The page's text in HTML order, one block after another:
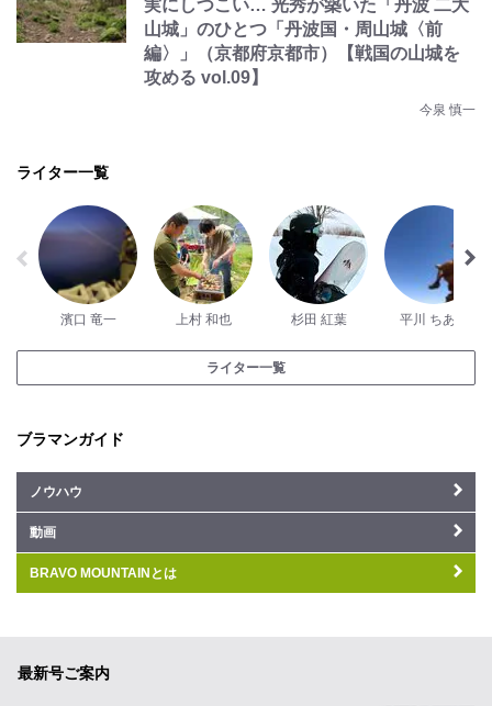
実にしつこい… 光秀が築いた「丹波 二大
山城」のひとつ「丹波国・周山城〈前
編〉」（京都府京都市）【戦国の山城を
攻める vol.09】
今泉 慎一
ライター一覧
濱口 竜一 上村 和也 杉田 紅葉 平川 ちあみ
ライター一覧
ブラマンガイド
ノウハウ
動画
BRAVO MOUNTAINとは
最新号ご案内